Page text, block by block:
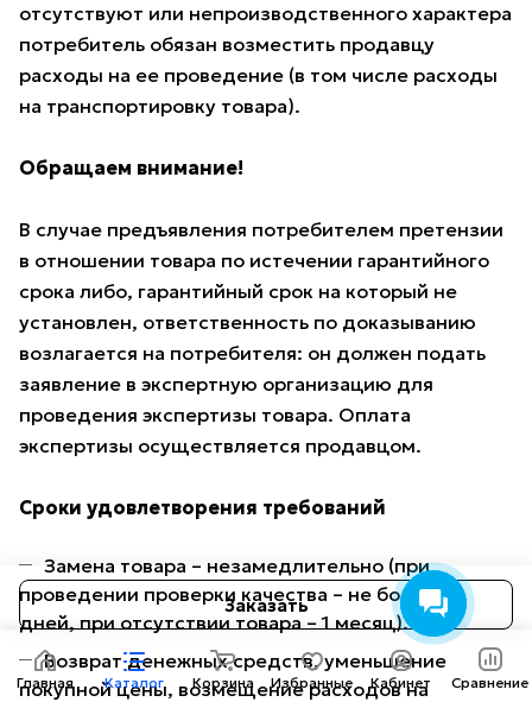
Заказать
отсутствуют или непроизводственного характера
потребитель обязан возместить продавцу
расходы на ее проведение (в том числе расходы
на транспортировку товара).
Обращаем внимание!
В случае предъявления потребителем претензии
в отношении товара по истечении гарантийного
срока либо, гарантийный срок на который не
установлен, ответственность по доказыванию
возлагается на потребителя: он должен подать
заявление в экспертную организацию для
проведения экспертизы товара. Оплата
экспертизы осуществляется продавцом.
Сроки удовлетворения требований
Замена товара – незамедлительно (при
проведении проверки качества – не более 14
дней, при отсутствии товара – 1 месяц).
Возврат денежных средств, уменьшение
покупной цены, возмещение расходов на
Главная Каталог Корзина Избранные Кабинет Сравнение